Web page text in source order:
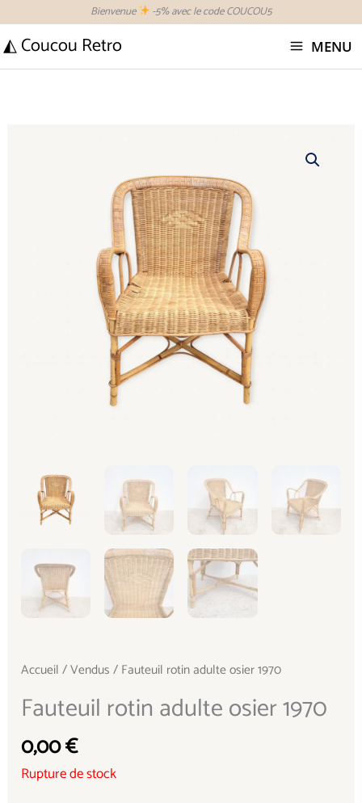
contenu
Bienvenue -5% avec le code COUCOU5
◭ Coucou Retro MENU
Accueil /Vendus / Fauteuil rotin adulte osier 1970
Fauteuil rotin adulte osier 1970
0,00€
Rupture de stock